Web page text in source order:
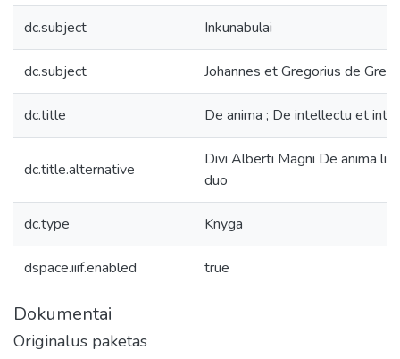
dc.subject Inkunabulai
dc.subject Johannes et Gregorius de
dc.title De anima ; De intellectu et
dc.title.alternative
Divi Alberti Magni De anima
duo
dc.type Knyga
dspace.iiif.enabled true
Dokumentai
Originalus paketas